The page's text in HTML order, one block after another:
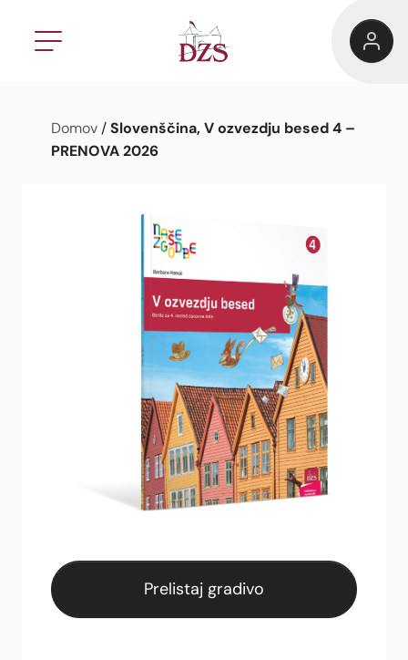
Domov / Slovenščina, V ozvezdju besed 4 –
PRENOVA 2026
Prelistaj gradivo